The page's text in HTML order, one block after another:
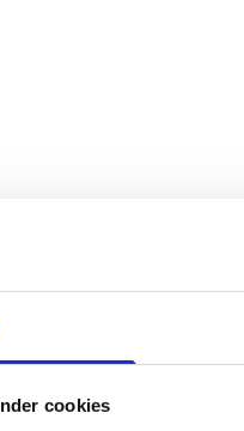
cookies